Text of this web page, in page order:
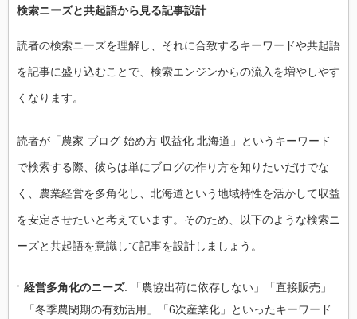
検索ニーズと共起語から見る記事設計
読者の検索ニーズを理解し、それに合致するキーワードや共起語
を記事に盛り込むことで、検索エンジンからの流入を増やしやす
くなります。
読者が「農家 ブログ 始め方 収益化 北海道」というキーワード
で検索する際、彼らは単にブログの作り方を知りたいだけでな
く、農業経営を多角化し、北海道という地域特性を活かして収益
を安定させたいと考えています。そのため、以下のような検索ニ
ーズと共起語を意識して記事を設計しましょう。
経営多角化のニーズ: 「農協出荷に依存しない」「直接販売」
「冬季農閑期の有効活用」「6次産業化」といったキーワード